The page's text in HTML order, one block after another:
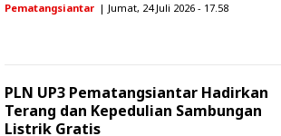
Pematangsiantar | Jumat, 24 Juli 2026 - 17.58
PLN UP3 Pematangsiantar Hadirkan
Terang dan Kepedulian Sambungan
Listrik Gratis